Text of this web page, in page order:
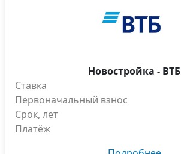
Новостройка - ВТБ
Ставка
Первоначальный взнос
Срок, лет
Платёж